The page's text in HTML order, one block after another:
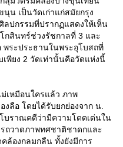
นุน เป็นวัดเก่าแก่สมัยกรุง
ปกรรมที่ปรากฏแสดงให้เห็น
กสินทร์ช่วงรัชกาลที่ 3 และ
ระประธานในพระอุโบสถที่
เพียง 2 วัดเท่านั้นคือวัดแห่งนี้
หมือนใครแล้ว ภาพ
งลือ โดยได้รับยกย่องจาก น.
บราณคดีว่ามีความโดดเด่นใน
ถวาดภาพทศชาติชาดกและ
ล้องกลมกลืน ทั้งยังมีการ